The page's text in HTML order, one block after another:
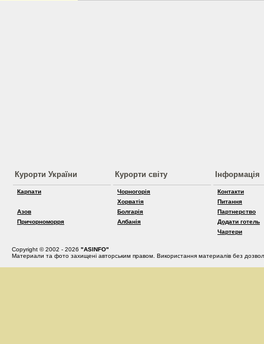
Курорти України
Карпати
Азов
Причорноморря
Курорти світу
Чорногорія
Хорватія
Болгарія
Албанія
Інформація
Контакти
Питання
Партнерство
Додати готель
Чартери
Copyright © 2002 - 2026 "ASINFO"
Материали та фото захищені авторським правом. Використання материалів без